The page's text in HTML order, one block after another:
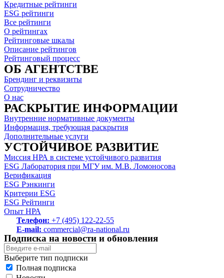
Кредитные рейтинги
ESG рейтинги
Все рейтинги
О рейтингах
Рейтинговые шкалы
Описание рейтингов
Рейтинговый процесс
ОБ АГЕНТСТВЕ
Брендинг и реквизиты
Сотрудничество
О нас
РАСКРЫТИЕ ИНФОРМАЦИИ
Внутренние нормативные документы
Информация, требующая раскрытия
Дополнительные услуги
УСТОЙЧИВОЕ РАЗВИТИЕ
Миссия НРА в системе устойчивого развития
ESG Лаборатория при МГУ им. М.В. Ломоносова
Верификация
ESG Рэнкинги
Критерии ESG
ESG Рейтинги
Опыт НРА
Телефон: +7 (495) 122-22-55
E-mail: commercial@ra-national.ru
Подписка на новости и обновления
Выберите тип подписки
Полная подписка